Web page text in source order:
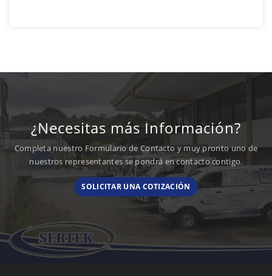
¿Necesitas más Información?
Completa nuestro Formulario de Contacto y muy pronto uno de
nuestros representantes se pondrá en contacto contigo.
SOLICITAR UNA COTIZACIÓN